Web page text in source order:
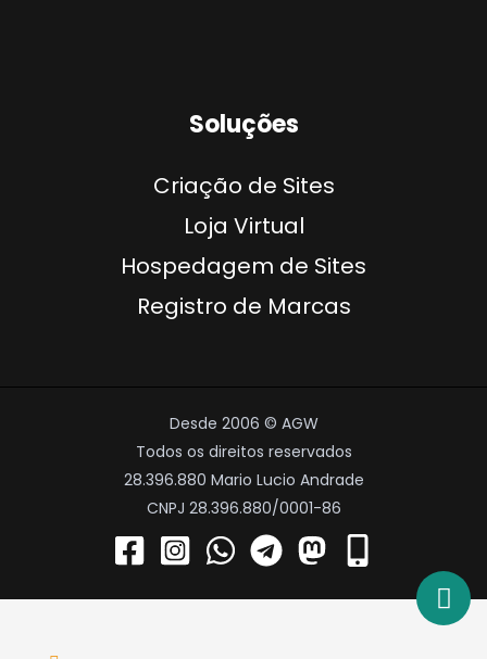
Soluções
Criação de Sites
Loja Virtual
Hospedagem de Sites
Registro de Marcas
Desde 2006 © AGW
Todos os direitos reservados
28.396.880 Mario Lucio Andrade
CNPJ 28.396.880/0001-86